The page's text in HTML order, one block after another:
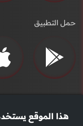
هذا الموقع
حمل التطبيق